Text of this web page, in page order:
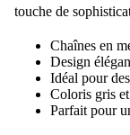
touche de
Chaînes en
Design
Idéal pour
Coloris gris
Parfait pour